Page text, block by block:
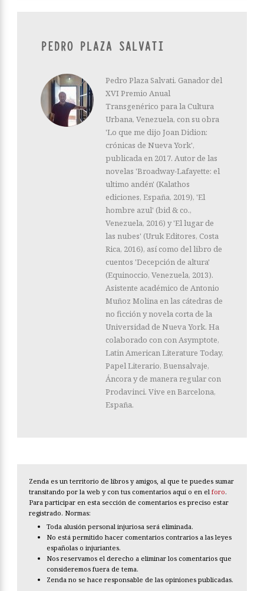
PEDRO PLAZA SALVATI
Pedro Plaza Salvati. Ganador del
XVI Premio Anual
Transgenérico para la Cultura
Urbana, Venezuela, con su obra
'Lo que me dijo Joan Didion:
crónicas de Nueva York',
publicada en 2017. Autor de las
novelas 'Broadway-Lafayette: el
ultimo andén' (Kalathos
ediciones, España, 2019), 'El
hombre azul' (bid & co.,
Venezuela, 2016) y 'El lugar de
las nubes' (Uruk Editores, Costa
Rica, 2016), así como del libro de
cuentos 'Decepción de altura'
(Equinoccio, Venezuela, 2013).
Asistente académico de Antonio
Muñoz Molina en las cátedras de
no ficción y novela corta de la
Universidad de Nueva York. Ha
colaborado con con Asymptote,
Latin American Literature Today,
Papel Literario, Buensalvaje,
Áncora y de manera regular con
Prodavinci. Vive en Barcelona,
España.
Zenda es un territorio de libros y amigos, al que te puedes sumar
transitando por la web y con tus comentarios aquí o en el foro.
Para participar en esta sección de comentarios es preciso estar
registrado. Normas:
Toda alusión personal injuriosa será eliminada.
No está permitido hacer comentarios contrarios a las leyes
españolas o injuriantes.
Nos reservamos el derecho a eliminar los comentarios que
consideremos fuera de tema.
Zenda no se hace responsable de las opiniones publicadas.